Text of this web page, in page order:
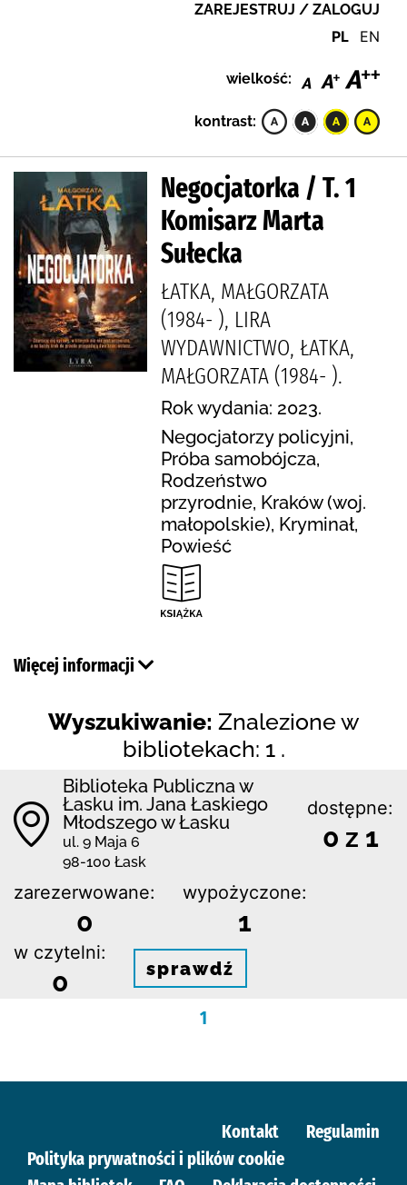
ZAREJESTRUJ / ZALOGUJ
PL EN
wielkość:
kontrast:
Negocjatorka / T. 1
Komisarz Marta
Sułecka
ŁATKA, MAŁGORZATA
(1984- ), LIRA
WYDAWNICTWO, ŁATKA,
MAŁGORZATA (1984- ).
Rok wydania: 2023.
Negocjatorzy policyjni,
Próba samobójcza,
Rodzeństwo
przyrodnie, Kraków (woj.
małopolskie), Kryminał,
Powieść
Więcej informacji
Wyszukiwanie: Znalezione w
bibliotekach: 1 .
Biblioteka Publiczna w
Łasku im. Jana Łaskiego
Młodszego w Łasku
ul. 9 Maja 6
98-100 Łask
dostępne:
0 z 1
zarezerwowane:
0
wypożyczone:
1
w czytelni:
0 sprawdź
1
Kontakt
Regulamin
Polityka prywatności i plików cookie